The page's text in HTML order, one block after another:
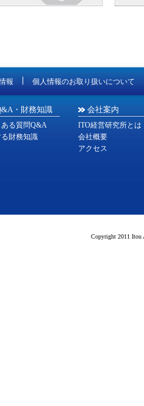
報 個人情報のお取り扱いについて
・財務知識
ある質問Q&A
財務知識
会社案内
ITO経営研究所とは
会社概要
アクセス
Copyright 2011 Itou